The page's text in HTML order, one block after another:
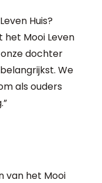
Huis?
het Mooi Leven
onze dochter
We
als ouders
van het Mooi